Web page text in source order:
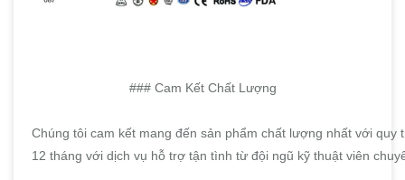
### Cam Kết Chất Lượng
Chúng tôi cam kết mang đến sản phẩm chất lượng nhất với
12 tháng với dịch vụ hỗ trợ tận tình từ đội ngũ kỹ thuật viên